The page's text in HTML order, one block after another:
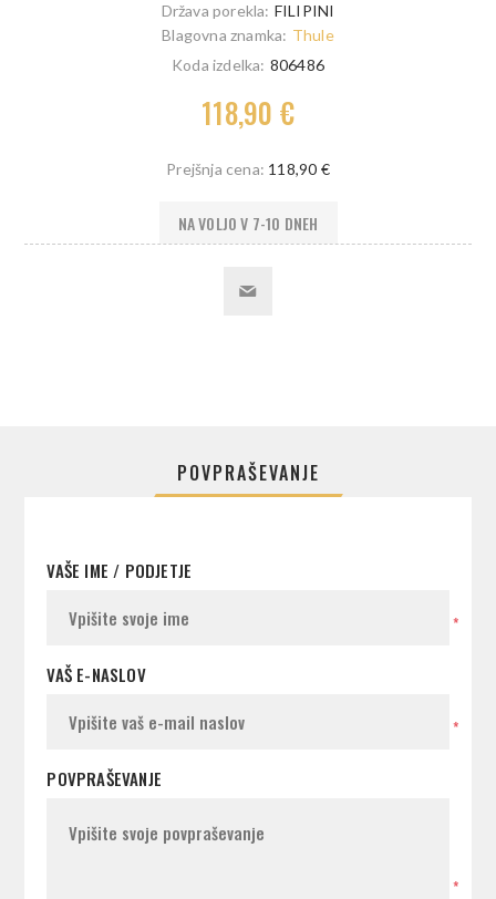
Država porekla: FILIPINI
Blagovna znamka: Thule
Koda izdelka: 806486
118,90 €
Prejšnja cena: 118,90 €
NA VOLJO V 7-10 DNEH
POVPRAŠEVANJE
VAŠE IME / PODJETJE
*
VAŠ E-NASLOV
*
POVPRAŠEVANJE
*